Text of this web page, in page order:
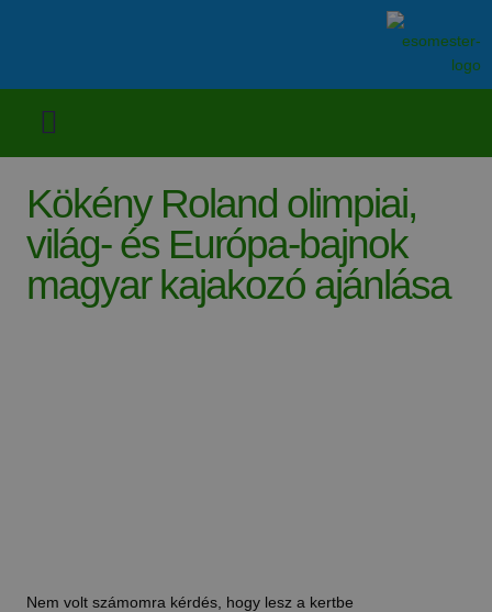
Kökény Roland olimpiai,
világ- és Európa-bajnok
magyar kajakozó ajánlása
Nem volt számomra kérdés, hogy lesz a kertbe